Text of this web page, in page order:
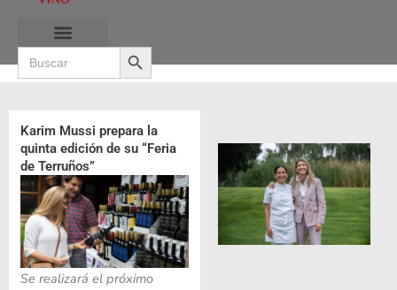
contenido
Search
for:
Search Button
Karim Mussi prepara la
quinta edición de su “Feria
de Terruños”
Se realizará el próximo